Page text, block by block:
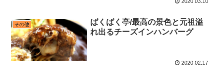
その他
ばくばく亭/最高の景色と元祖溢
れ出るチーズインハンバーグ
2020.02.17